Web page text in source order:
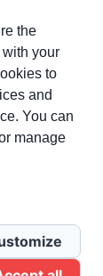
PolicyCookie
the
your
to
and
You can
manage